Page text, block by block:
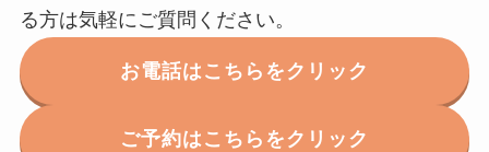
る方は気軽にご質問ください。
お電話はこちらをクリック
ご予約はこちらをクリック